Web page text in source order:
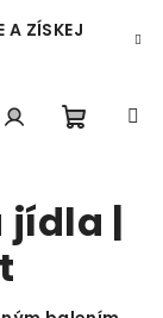
A ZÍSKEJ
košík
jídla |